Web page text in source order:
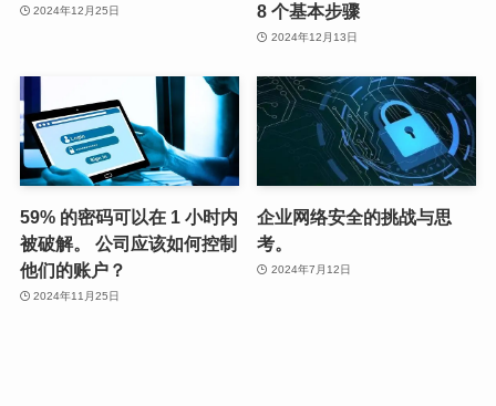
2024年12月25日
8 个基本步骤
2024年12月13日
59% 的密码可以在 1 小时内
被破解。 公司应该如何控制
他们的账户？
2024年11月25日
企业网络安全的挑战与思
考。
2024年7月12日